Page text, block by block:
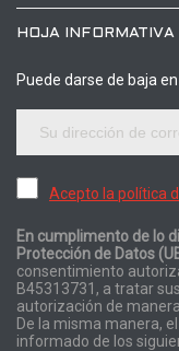
HOJA INFORMATIVA
Puede darse de baja
Acepto la política
En cumplimento de lo
Protección de Datos
consentimiento
B45313731, a tratar
autorización de
De la misma manera,
informado de los